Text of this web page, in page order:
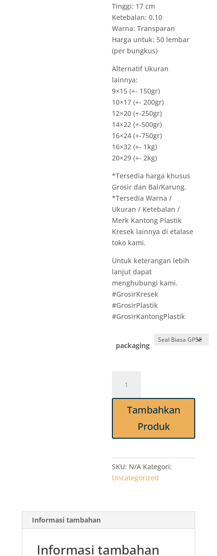
Tinggi: 17 cm
Ketebalan: 0,10
Warna: Transparan
Harga untuk: 50 lembar
(per bungkus)
Alternatif Ukuran
lainnya:
9×15 (+- 150gr)
10×17 (+- 200gr)
12×20 (+-250gr)
14×22 (+-500gr)
16×24 (+-750gr)
16×32 (+- 1kg)
20×29 (+- 2kg)
*Tersedia harga khusus
Grosir dan Bal/Karung.
*Tersedia Warna /
Ukuran / Ketebalan /
Merk Kantong Plastik
Kresek lainnya di etalase
toko kami.
Untuk keterangan lebih
lanjut dapat
menghubungi kami.
#GrosirKresek
#GrosirPlastik
#GrosirKantongPlastik
packaging
Standing
Pouch
10x17x0,10
Ekonomis
Premium
PP
Klip
Tambahkan
Produk
SKU: N/A Kategori:
Uncategorized
Informasi tambahan
Informasi tambahan